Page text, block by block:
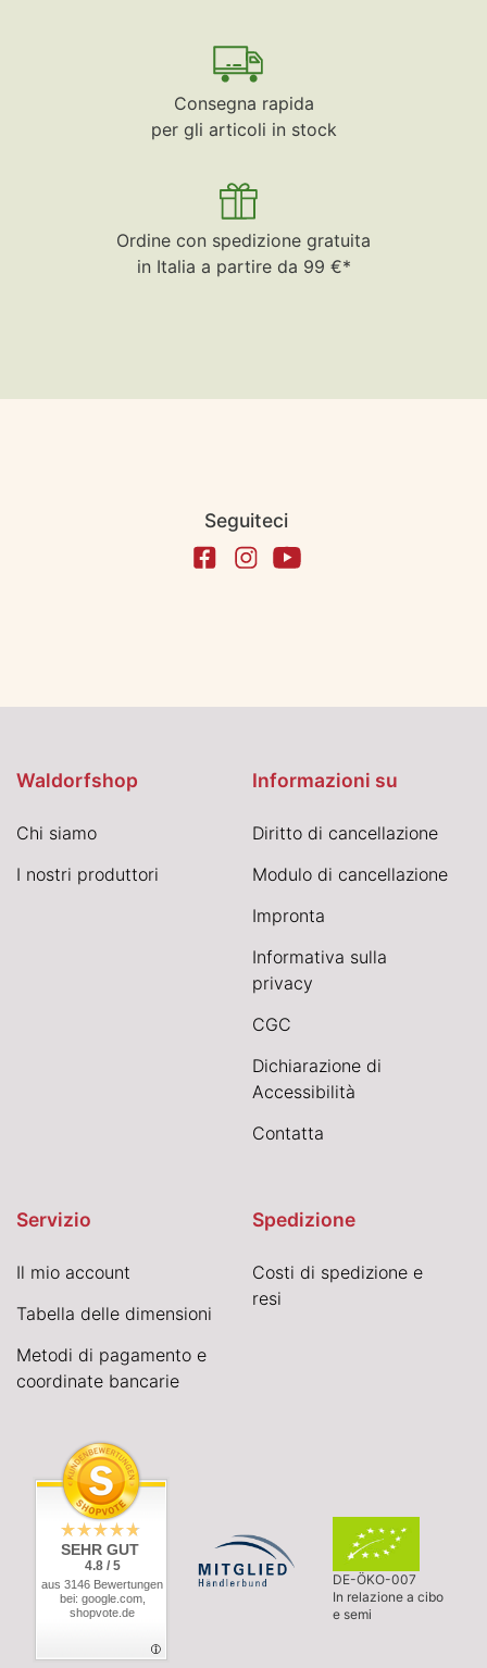
Consegna rapida
per gli articoli in stock
Ordine con spedizione gratuita
in Italia a partire da 99 €*
Seguiteci
Waldorfshop
Chi siamo
I nostri produttori
Informazioni su
Diritto di cancellazione
Modulo di cancellazione
Impronta
Informativa sulla
privacy
CGC
Dichiarazione di
Accessibilità
Contatta
Servizio
Il mio account
Tabella delle dimensioni
Metodi di pagamento e
coordinate bancarie
Spedizione
Costi di spedizione e
resi
SEHR GUT
4.8 / 5
aus 3146 Bewertungen
bei: google.com,
shopvote.de
DE-ÖKO-007
In relazione a cibo
e semi